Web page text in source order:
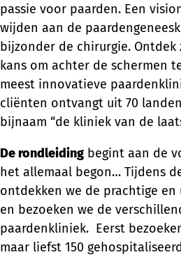
passie voor paarden. Een
wijden aan de
bijzonder de chirurgie.
kans om achter de schermen
meest innovatieve
cliënten ontvangt uit 70
bijnaam “de kliniek van de
De rondleiding begint aan de
het allemaal begon… Tijdens
ontdekken we de prachtige
en bezoeken we de
paardenkliniek. Eerst
maar liefst 150